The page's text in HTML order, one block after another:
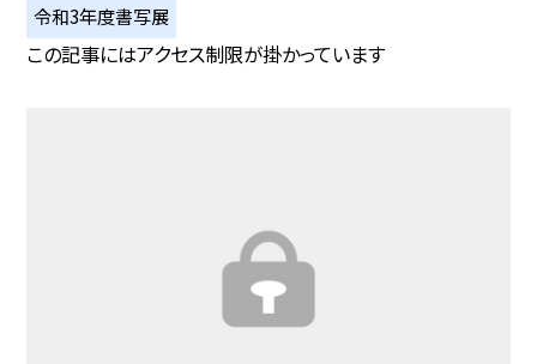
令和3年度書写展
この記事にはアクセス制限が掛かっています